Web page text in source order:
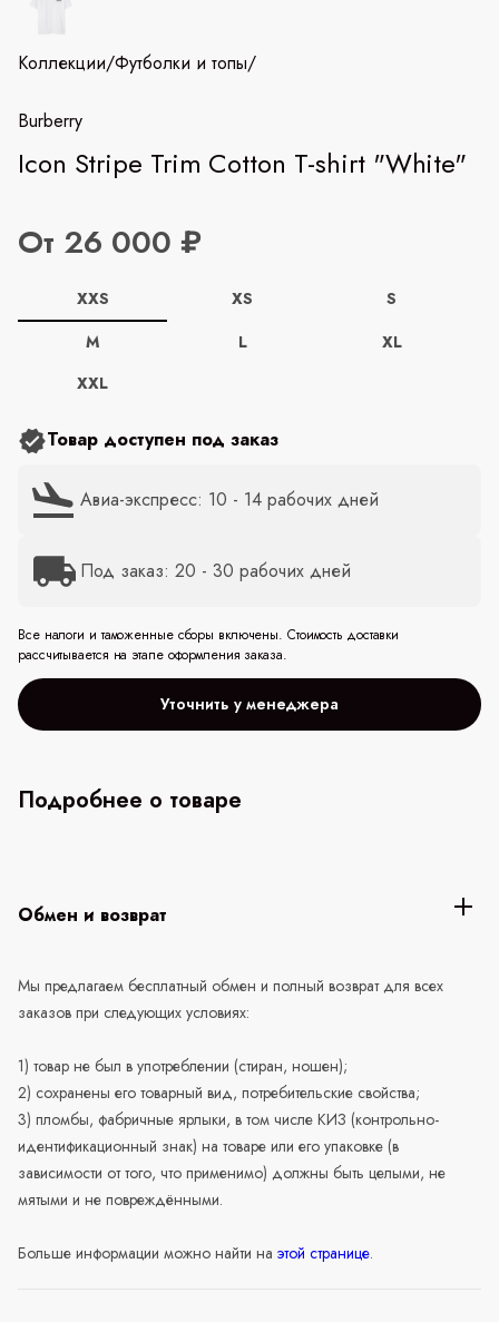
Коллекции/Футболки и топы/
Burberry
Icon Stripe Trim Cotton T-shirt "White"
От 26 000 ₽
XXS XS
S
M
L
XL
XXL
Товар доступен под заказ
Авиа-экспресс: 10 - 14 рабочих дней
Под заказ: 20 - 30 рабочих дней
Все налоги и таможенные сборы включены. Стоимость доставки
рассчитывается на этапе оформления заказа.
Уточнить у менеджера
Подробнее о товаре
Обмен и возврат
Мы предлагаем бесплатный обмен и полный возврат для всех
заказов при следующих условиях:
1) товар не был в употреблении (стиран, ношен);
2) сохранены его товарный вид, потребительские свойства;
3) пломбы, фабричные ярлыки, в том числе КИЗ (контрольно-
идентификационный знак) на товаре или его упаковке (в
зависимости от того, что применимо) должны быть целыми, не
мятыми и не повреждёнными.
Больше информации можно найти на этой странице.